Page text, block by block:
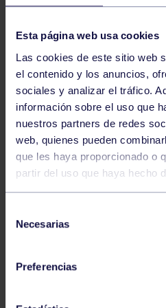
Esta página web usa cookies
Las cookies de este sitio web
el contenido y los anuncios,
sociales y analizar el tráfico.
información sobre el uso que
nuestros partners de redes
web, quienes pueden
que les haya proporcionado o
partir del uso que haya hecho
Necesarias
Preferencias
conseguido porLucas
El nadador del Real Grupo
en elCampeonato de
donde conquistó cuatro
+80:tres oros y un bronce.
deportivo que, además,
especial.
medallas en Campeonatos
descubrió su pasión por la
perseguir un reto tan